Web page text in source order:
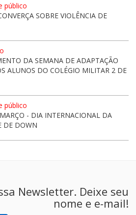
público
SOBRE VIOLÊNCIA DE
DA SEMANA DE ADAPTAÇÃO
ALUNOS DO COLÉGIO MILITAR 2 DE
público
- DIA INTERNACIONAL DA
DE DOWN
Newsletter. Deixe seu
nome e e-mail!